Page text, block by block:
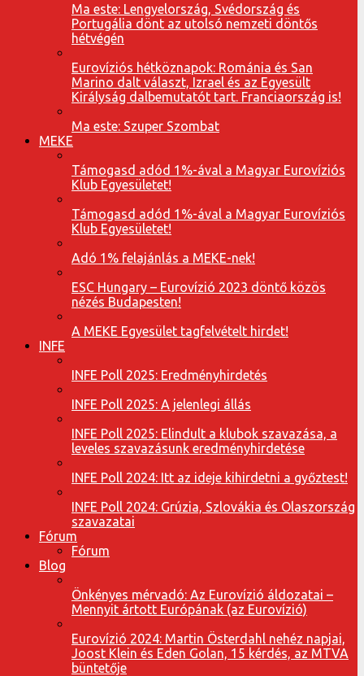
Ma este: Lengyelország, Svédország és
Portugália dönt az utolsó nemzeti döntős
hétvégén
Eurovíziós hétköznapok: Románia és San
Marino dalt választ, Izrael és az Egyesült
Királyság dalbemutatót tart. Franciaország is!
Ma este: Szuper Szombat
MEKE
Támogasd adód 1%-ával a Magyar Eurovíziós
Klub Egyesületet!
Támogasd adód 1%-ával a Magyar Eurovíziós
Klub Egyesületet!
Adó 1% felajánlás a MEKE-nek!
ESC Hungary – Eurovízió 2023 döntő közös
nézés Budapesten!
A MEKE Egyesület tagfelvételt hirdet!
INFE
INFE Poll 2025: Eredményhirdetés
INFE Poll 2025: A jelenlegi állás
INFE Poll 2025: Elindult a klubok szavazása, a
leveles szavazásunk eredményhirdetése
INFE Poll 2024: Itt az ideje kihirdetni a győztest!
INFE Poll 2024: Grúzia, Szlovákia és Olaszország
szavazatai
Fórum
Fórum
Blog
Önkényes mérvadó: Az Eurovízió áldozatai –
Mennyit ártott Európának (az Eurovízió)
Eurovízió 2024: Martin Österdahl nehéz napjai,
Joost Klein és Eden Golan, 15 kérdés, az MTVA
büntetője